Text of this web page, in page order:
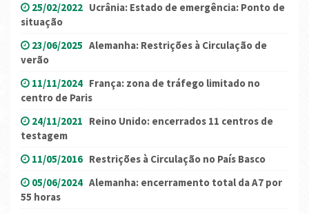
25/02/2022 Ucrânia: Estado de emergência: Ponto de
situação
23/06/2025 Alemanha: Restrições à Circulação de
verão
11/11/2024 França: zona de tráfego limitado no
centro de Paris
24/11/2021 Reino Unido: encerrados 11 centros de
testagem
11/05/2016 Restrições à Circulação no País Basco
05/06/2024 Alemanha: encerramento total da A7 por
55 horas